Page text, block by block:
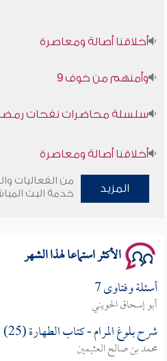
أخلاقنا أصالة ومعاصرة
وأمنهم من خوف 9
سلسلة محاضرات نفحات رمضانية
أخلاقنا أصالة ومعاصرة
وأمنهم من خوف 9
المزيد
من الفعاليات
خدمة البث
الأكثر استماعا لهذا الشهر
أسئلة وفتاوى 7
أبو إسحاق الحويني
شرح بلوغ المرام - كتاب الطهارة (25)
محمد بن صالح العثيمين